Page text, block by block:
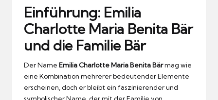
Einführung: Emilia
Charlotte Maria Benita Bär
und die Familie Bär
Der Name Emilia Charlotte Maria Benita Bärmag wie
eine Kombination mehrerer bedeutender Elemente
erscheinen, doch er bleibt ein faszinierender und
symbolischer Name, der mit der Familie von